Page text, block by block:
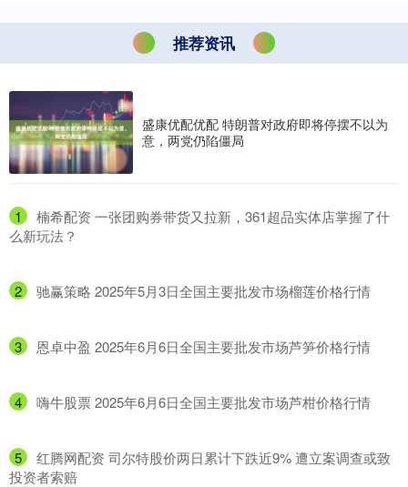
推荐资讯
盛康优配优配 特朗普对政府即将停摆不以为
意，两党仍陷僵局
1
​楠希配资 一张团购券带货又拉新，361超品实体店掌握了什
么新玩法？
2 ​驰赢策略 2025年5月3日全国主要批发市场榴莲价格行情
3 ​恩卓中盈 2025年6月6日全国主要批发市场芦笋价格行情
4 ​嗨牛股票 2025年6月6日全国主要批发市场芦柑价格行情
5
​红腾网配资 司尔特股价两日累计下跌近9% 遭立案调查或致
投资者索赔